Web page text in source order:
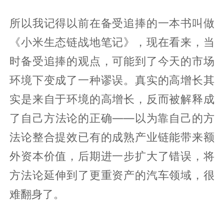
所以我记得以前在备受追捧的一本书叫做
《小米生态链战地笔记》，现在看来，当
时备受追捧的观点，可能到了今天的市场
环境下变成了一种谬误。真实的高增长其
实是来自于环境的高增长，反而被解释成
了自己方法论的正确——以为靠自己的方
法论整合提效已有的成熟产业链能带来额
外资本价值，后期进一步扩大了错误，将
方法论延伸到了更重资产的汽车领域，很
难翻身了。